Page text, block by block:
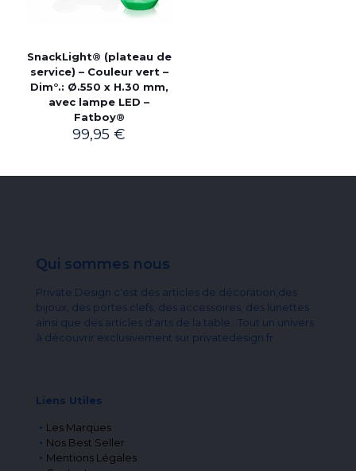
SnackLight® (plateau de
service) – Couleur vert –
Dim°.: Ø.550 x H.30 mm,
avec lampe LED –
Fatboy®
99,95€
Qui sommes nous
Private Design c'est des articles de décoration,des
bijoux, des portes clefs, des accessoires, des lunettes
ainsi que des articles d'arts de la table...Tout un univers
à découvrir exclusivement sur privatedesign.fr
Liens Utiles
Les Marques
Nos Best Seller
Mentions Légales